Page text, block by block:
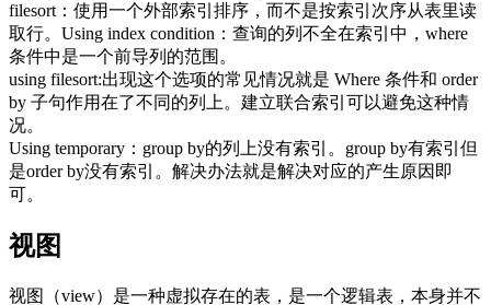
filesort：使用一个外部索引排序，而不是按索引次序从表里读
取行。Using index condition：查询的列不全在索引中，where
条件中是一个前导列的范围。
using filesort:出现这个选项的常见情况就是 Where 条件和 order
by 子句作用在了不同的列上。建立联合索引可以避免这种情
况。
Using temporary：group by的列上没有索引。group by有索引但
是order by没有索引。解决办法就是解决对应的产生原因即
可。
视图
视图（view）是一种虚拟存在的表，是一个逻辑表，本身并不